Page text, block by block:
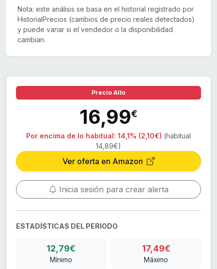
Nota: este análisis se basa en el historial registrado por
HistorialPrecios (cambios de precio reales detectados)
y puede variar si el vendedor o la disponibilidad
cambian.
Precio Alto
16,99€
Por encima de lo habitual: 14,1% (2,10€) (habitual
14,89€)
Ver oferta en Amazon
Inicia sesión para crear alerta
ESTADÍSTICAS DEL PERIODO
12,79€
Mínimo
17,49€
Máximo